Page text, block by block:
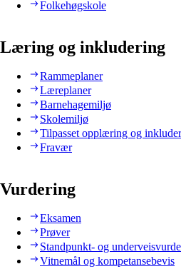
Folkehøgskole
Læring og inkludering
Rammeplaner
Læreplaner
Barnehagemiljø
Skolemiljø
Tilpasset opplæring og
Fravær
Vurdering
Eksamen
Prøver
Standpunkt- og
Vitnemål og kompetansebevis